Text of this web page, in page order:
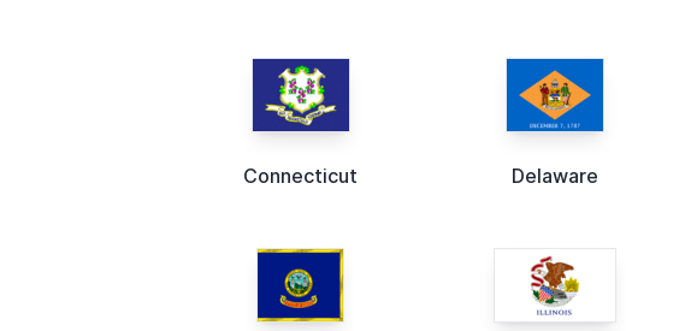
Connecticut Delaware